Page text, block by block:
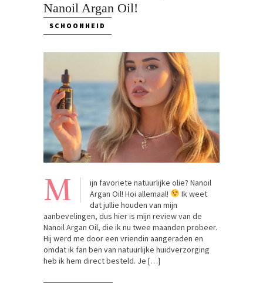
Nanoil Argan Oil!
SCHOONHEID
M
ijn favoriete natuurlijke olie? Nanoil
Argan Oil! Hoi allemaal!
Ik weet
dat jullie houden van mijn
aanbevelingen, dus hier is mijn review van de
Nanoil Argan Oil, die ik nu twee maanden probeer.
Hij werd me door een vriendin aangeraden en
omdat ik fan ben van natuurlijke huidverzorging
heb ik hem direct besteld. Je […]